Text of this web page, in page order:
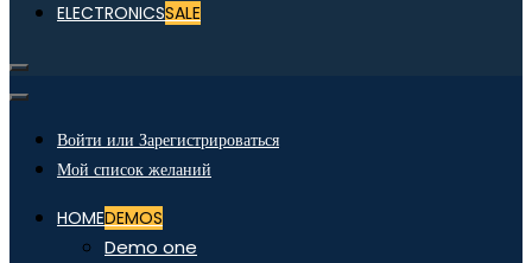
ELECTRONICSSALE
Войти или Зарегистрироваться
Мой список желаний
HOMEDEMOS
Demo one